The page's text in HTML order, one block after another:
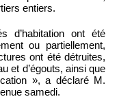
entiers.
d’habitation ont été
ou partiellement,
ont été détruites,
et d’égouts, ainsi que
», a déclaré M.
samedi.